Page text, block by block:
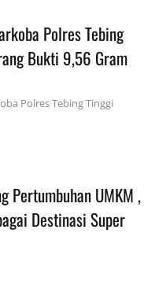
Polres Tebing
Bukti 9,56 Gram
Polres Tebing Tinggi
Pertumbuhan UMKM ,
Destinasi Super